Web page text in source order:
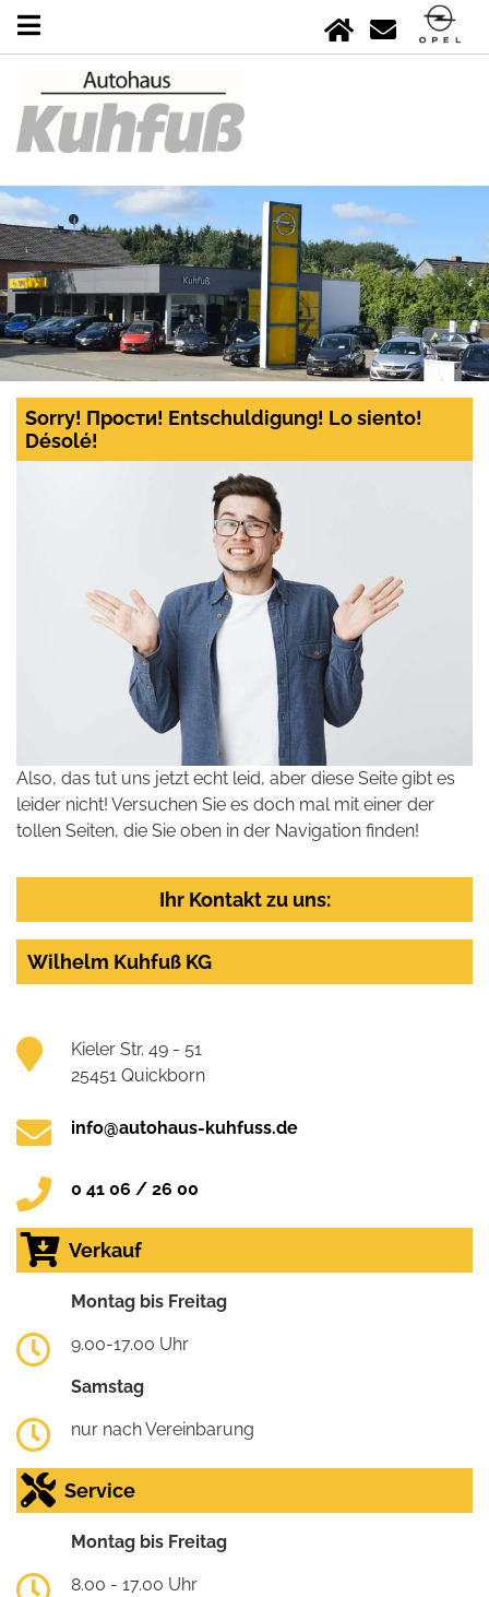
Sorry! Прости! Entschuldigung! Lo siento!
Désolé!
Also, das tut uns jetzt echt leid, aber diese Seite gibt es
leider nicht! Versuchen Sie es doch mal mit einer der
tollen Seiten, die Sie oben in der Navigation finden!
Ihr Kontakt zu uns:
Wilhelm Kuhfuß KG
Kieler Str. 49 - 51
25451 Quickborn
info@autohaus-kuhfuss.de
0 41 06 / 26 00
Verkauf
Montag bis Freitag
9.00-17.00 Uhr
Samstag
nur nach Vereinbarung
Service
Montag bis Freitag
8.00 - 17.00 Uhr